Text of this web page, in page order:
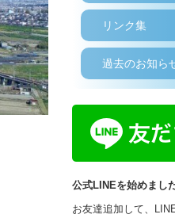
リンク集
過去のお知ら
公式LINEを始めました
お友達追加して、